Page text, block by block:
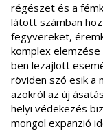
régészet és a
látott számban
fegyvereket,
komplex
ben lezajlott
röviden szó esik a
azokról az új
helyi védekezés
mongol expanzió